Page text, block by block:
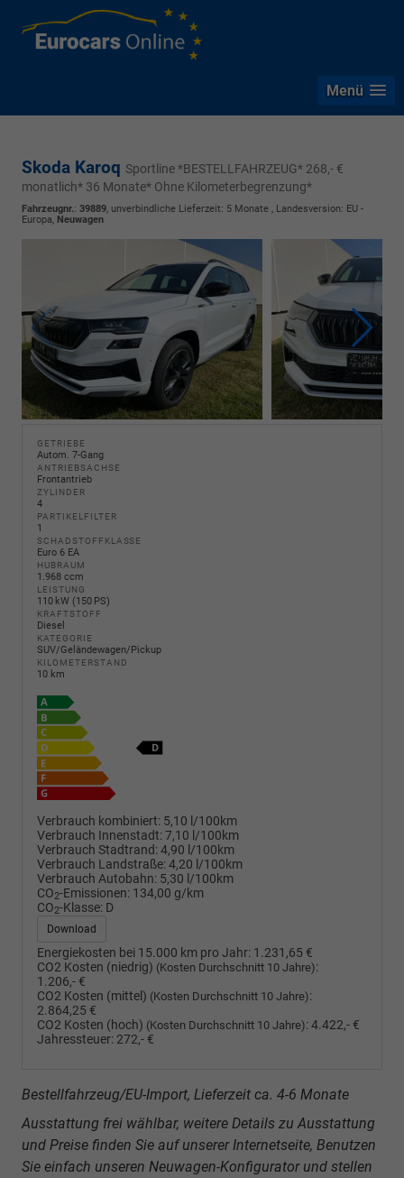
Menü
Skoda Karoq Sportline *BESTELLFAHRZEUG* 268,- €
monatlich* 36 Monate* Ohne Kilometerbegrenzung*
Fahrzeugnr.: 39889, unverbindliche Lieferzeit: 5 Monate , Landesversion: EU -
Europa, Neuwagen
GETRIEBE
Autom. 7-Gang
ANTRIEBSACHSE
Frontantrieb
ZYLINDER
4
PARTIKELFILTER
1
SCHADSTOFFKLASSE
Euro 6 EA
HUBRAUM
1.968 ccm
LEISTUNG
110 kW (150 PS)
KRAFTSTOFF
Diesel
KATEGORIE
SUV/Geländewagen/Pickup
KILOMETERSTAND
10 km
Verbrauch kombiniert: 5,10 l/100km
Verbrauch Innenstadt:7,10 l/100km
Verbrauch Stadtrand:4,90 l/100km
Verbrauch Landstraße:4,20 l/100km
Verbrauch Autobahn: 5,30 l/100km
CO2-Emissionen: 134,00 g/km
CO2-Klasse: D
Download
Energiekosten bei 15.000 km pro Jahr: 1.231,65 €
CO2 Kosten (niedrig) (Kosten Durchschnitt 10 Jahre):
1.206,- €
CO2 Kosten (mittel) (Kosten Durchschnitt 10 Jahre):
2.864,25 €
CO2 Kosten (hoch) (Kosten Durchschnitt 10 Jahre):4.422,- €
Jahressteuer: 272,- €
Bestellfahrzeug/EU-Import, Lieferzeit ca. 4-6 Monate
Ausstattung frei wählbar, weitere Details zu Ausstattung
und Preise finden Sie auf unserer Internetseite, Benutzen
Sie einfach unseren Neuwagen-Konfigurator und stellen